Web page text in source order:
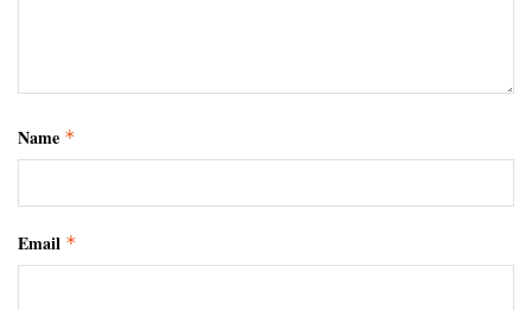
Name *
Email *